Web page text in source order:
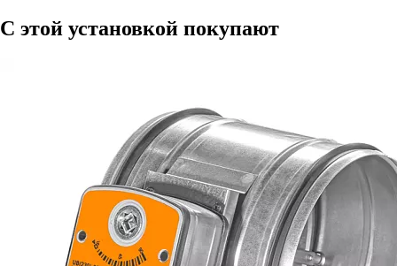
С этой установкой покупают